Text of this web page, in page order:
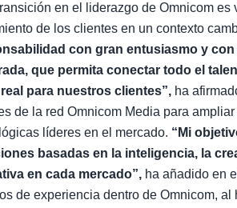
en el liderazgo de Omnicom
de los clientes en un contexto
con gran entusiasmo y
que permita conectar todo el
para nuestros clientes”, ha
de la red Omnicom Media para
líderes en el mercado. “Mi
basadas en la inteligencia, la
en cada mercado”, ha añadido en
de experiencia dentro de Omnicom,